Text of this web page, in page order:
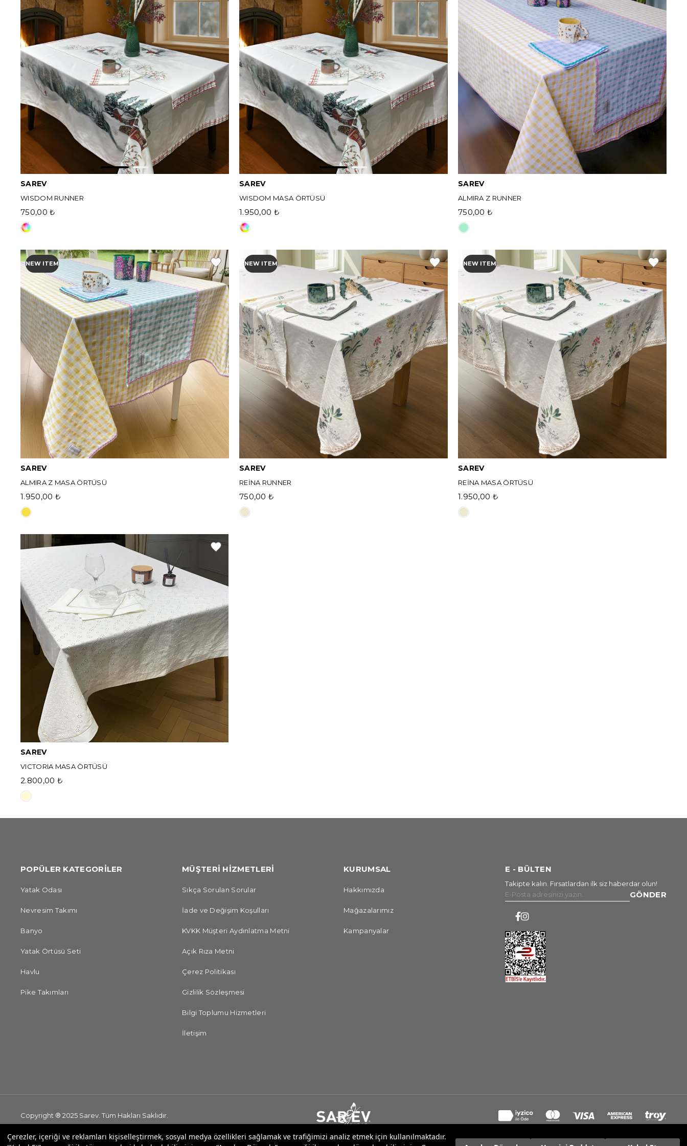
Çerezler, içeriği ve reklamları kişiselleştirmek, sosyal medya özellikleri sağlamak ve trafiğimizi analiz etmek için kullanılmaktadır.
SAREV
WISDOM RUNNER
750,00 ₺
SAREV
WISDOM MASA ÖRTÜSÜ
1.950,00 ₺
SAREV
ALMIRA Z RUNNER
750,00 ₺
SAREV
ALMIRA Z MASA ÖRTÜSÜ
1.950,00 ₺
NEW ITEM
SAREV
REİNA RUNNER
750,00 ₺
NEW ITEM
SAREV
REİNA MASA ÖRTÜSÜ
1.950,00 ₺
NEW ITEM
SAREV
VICTORIA MASA ÖRTÜSÜ
2.800,00 ₺
POPÜLER KATEGORİLER
Yatak Odası
Nevresim Takımı
Banyo
Yatak Örtüsü Seti
Havlu
Pike Takımları
MÜŞTERİ HİZMETLERİ
Sıkça Sorulan Sorular
İade ve Değişim Koşulları
KVKK Müşteri Aydınlatma Metni
Açık Rıza Metni
Çerez Politikası
Gizlilik Sözleşmesi
Bilgi Toplumu Hizmetleri
İletişim
KURUMSAL
Hakkımızda
Mağazalarımız
Kampanyalar
E - BÜLTEN
Takipte kalın. Fırsatlardan ilk siz haberdar olun!
GÖNDER
Copyright ® 2025 Sarev. Tüm Hakları Saklıdır.